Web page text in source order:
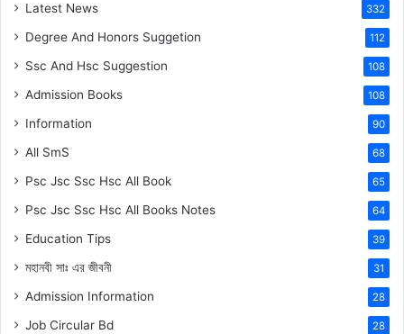
Latest News 332
Degree And Honors Suggetion 112
Ssc And Hsc Suggestion 108
Admission Books 108
Information 90
All SmS 68
Psc Jsc Ssc Hsc All Book 65
Psc Jsc Ssc Hsc All Books Notes 64
Education Tips 39
মহানবী সাঃ এর জীবনী 31
Admission Information 28
Job Circular Bd 28